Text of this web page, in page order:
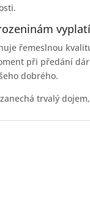
řemeslnou
při předání
dobrého.
trvalý